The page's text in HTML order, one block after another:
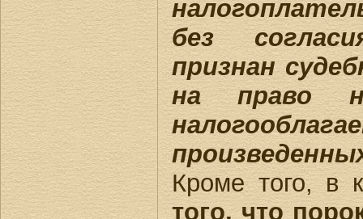
без
признан
на право
Кроме того, в
того, что